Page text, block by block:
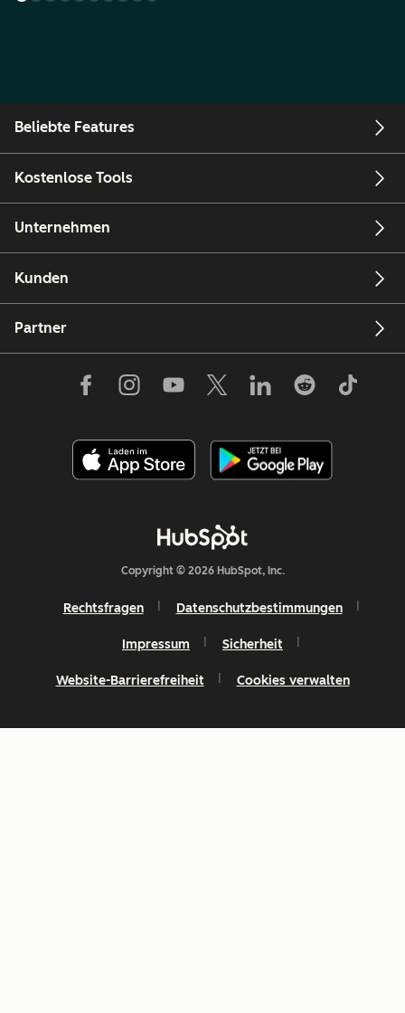
Beliebte Features
Kostenlose Tools
Unternehmen
Kunden
Partner
Copyright © 2026 HubSpot, Inc.
Rechtsfragen Datenschutzbestimmungen
Impressum Sicherheit
Website-Barrierefreiheit Cookies verwalten